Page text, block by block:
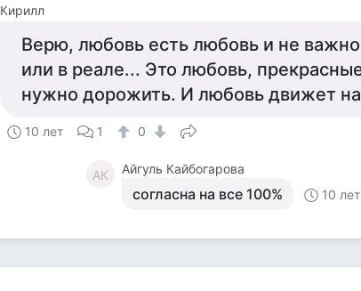
Кирилл
Верю, любовь есть любовь и не важно
или в реале... Это любовь,
нужно дорожить. И любовь движет
10 лет 1 0
АК Айгуль Кайбогарова
согласна на все 100% 10 лет